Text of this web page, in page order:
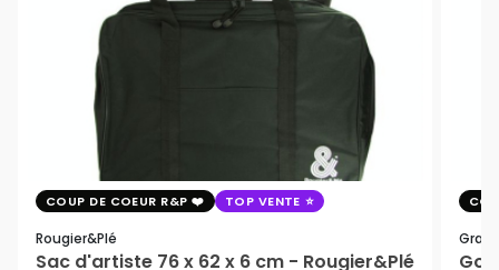
COUP DE COEUR R&P TOP VENTE
Rougier&plé
Sac d'artiste 76 x 62 x 6 cm - Rougier&Plé